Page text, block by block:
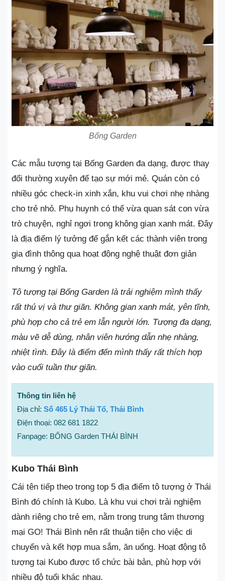
Bống Garden
Các mẫu tượng tại Bống Garden đa dạng, được thay
đổi thường xuyên để tạo sự mới mẻ. Quán còn có
nhiều góc check-in xinh xắn, khu vui chơi nhẹ nhàng
cho trẻ nhỏ. Phụ huynh có thể vừa quan sát con vừa
trò chuyện, nghỉ ngơi trong không gian xanh mát. Đây
là địa điểm lý tưởng để gắn kết các thành viên trong
gia đình thông qua hoạt động nghệ thuật đơn giản
nhưng ý nghĩa.
Tô tượng tại Bống Garden là trải nghiệm mình thấy
rất thú vị và thư giãn. Không gian xanh mát, yên tĩnh,
phù hợp cho cả trẻ em lẫn người lớn. Tượng đa dạng,
màu vẽ dễ dùng, nhân viên hướng dẫn nhẹ nhàng,
nhiệt tình. Đây là điểm đến mình thấy rất thích hợp
vào cuối tuần thư giãn.
Thông tin liên hệ
Địa chỉ: Số 465 Lý Thái Tổ, Thái Bình
Điện thoại: 082 681 1822
Fanpage: BỐNG Garden THÁI BÌNH
Kubo Thái Bình
Cái tên tiếp theo trong top 5 địa điểm tô tượng ở Thái
Bình đó chính là Kubo. Là khu vui chơi trải nghiệm
dành riêng cho trẻ em, nằm trong trung tâm thương
mại GO! Thái Bình nên rất thuận tiện cho việc di
chuyển và kết hợp mua sắm, ăn uống. Hoạt động tô
tượng tại Kubo được tổ chức bài bản, phù hợp với
nhiều độ tuổi khác nhau.